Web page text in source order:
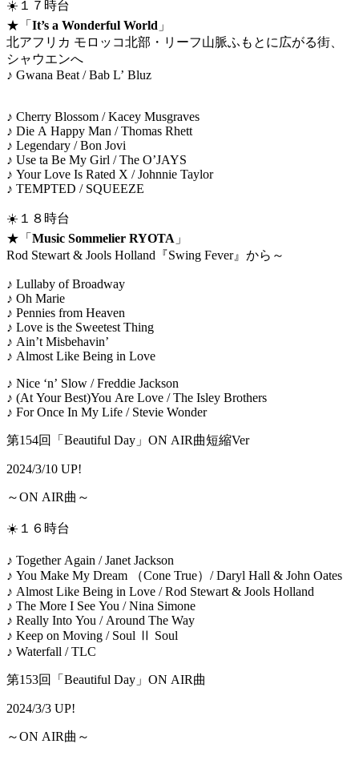
☀️１７時台
★「 It’s a Wonderful World 」
北アフリカ モロッコ北部・リーフ山脈ふもとに広がる街、
シャウエンへ
♪ Gwana Beat / Bab L’ Bluz
♪ Cherry Blossom / Kacey Musgraves
♪ Die A Happy Man / Thomas Rhett
♪ Legendary / Bon Jovi
♪ Use ta Be My Girl / The O’JAYS
♪ Your Love Is Rated X / Johnnie Taylor
♪ TEMPTED / SQUEEZE
☀️１８時台
★「 Music Sommelier RYOTA 」
Rod Stewart & Jools Holland『Swing Fever』から～
♪ Lullaby of Broadway
♪ Oh Marie
♪ Pennies from Heaven
♪ Love is the Sweetest Thing
♪ Ain’t Misbehavin’
♪ Almost Like Being in Love
♪ Nice ‘n’ Slow / Freddie Jackson
♪ (At Your Best)You Are Love / The Isley Brothers
♪ For Once In My Life / Stevie Wonder
第154回「Beautiful Day」ON AIR曲短縮Ver
2024/3/10 UP!
～ON AIR曲～
☀️１６時台
♪ Together Again / Janet Jackson
♪ You Make My Dream （Cone True）/ Daryl Hall & John Oates
♪ Almost Like Being in Love / Rod Stewart & Jools Holland
♪ The More I See You / Nina Simone
♪ Really Into You / Around The Way
♪ Keep on Moving / Soul Ⅱ Soul
♪ Waterfall / TLC
第153回「Beautiful Day」ON AIR曲
2024/3/3 UP!
～ON AIR曲～